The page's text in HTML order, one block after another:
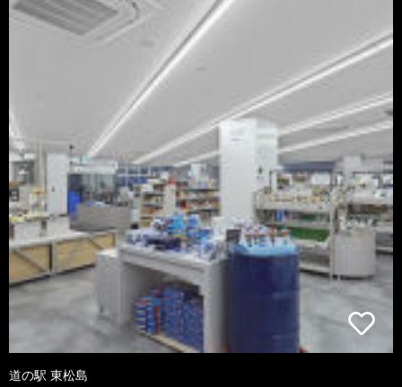
道の駅 東松島